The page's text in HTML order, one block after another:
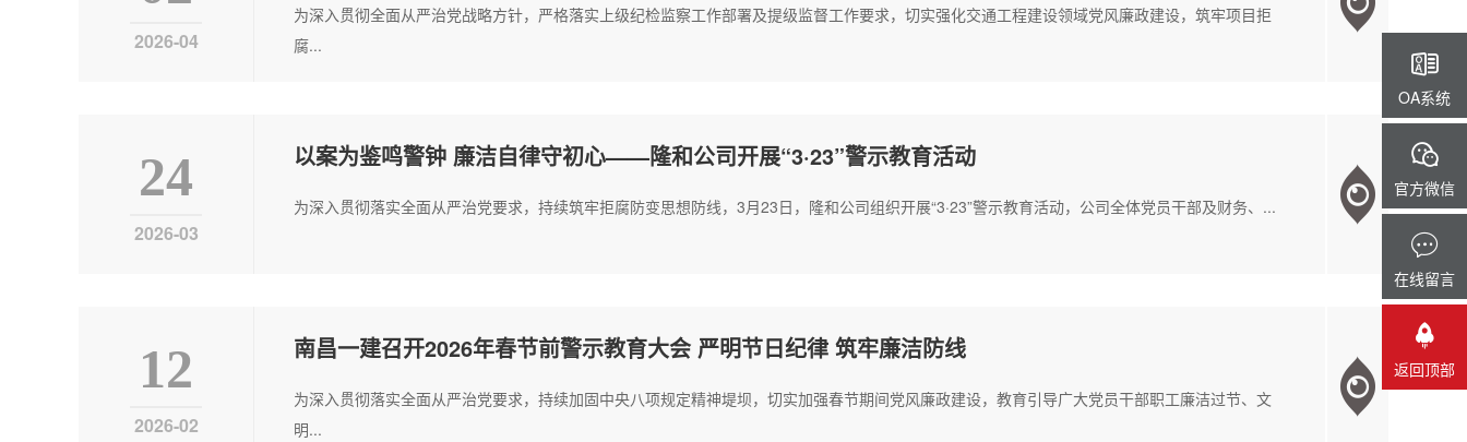
2026-04
为深入贯彻全面从严治党战略方针，严格落实上级纪检监察工作部署及提级监督工作要求，切实强化交通工程建设领域党风廉政建设，筑牢项目拒
腐...
24
2026-03
以案为鉴鸣警钟 廉洁自律守初心——隆和公司开展“3·23”警示教育活动
为深入贯彻落实全面从严治党要求，持续筑牢拒腐防变思想防线，3月23日，隆和公司组织开展“3·23”警示教育活动，公司全体党员干部及财务、...
12
2026-02
南昌一建召开2026年春节前警示教育大会 严明节日纪律 筑牢廉洁防线
为深入贯彻落实全面从严治党要求，持续加固中央八项规定精神堤坝，切实加强春节期间党风廉政建设，教育引导广大党员干部职工廉洁过节、文
明...
OA系统
官方微信
在线留言
返回顶部